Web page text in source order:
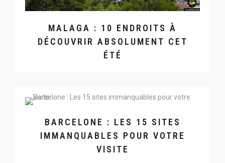
MALAGA : 10 ENDROITS À
DÉCOUVRIR ABSOLUMENT CET
ÉTÉ
BARCELONE : LES 15 SITES
IMMANQUABLES POUR VOTRE
VISITE